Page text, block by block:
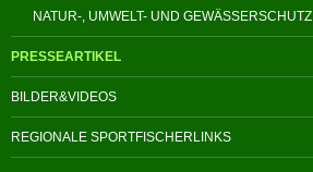
NATUR-, UMWELT- UND GEWÄSSERSCHUTZ
PRESSEARTIKEL
BILDER&VIDEOS
REGIONALE SPORTFISCHERLINKS